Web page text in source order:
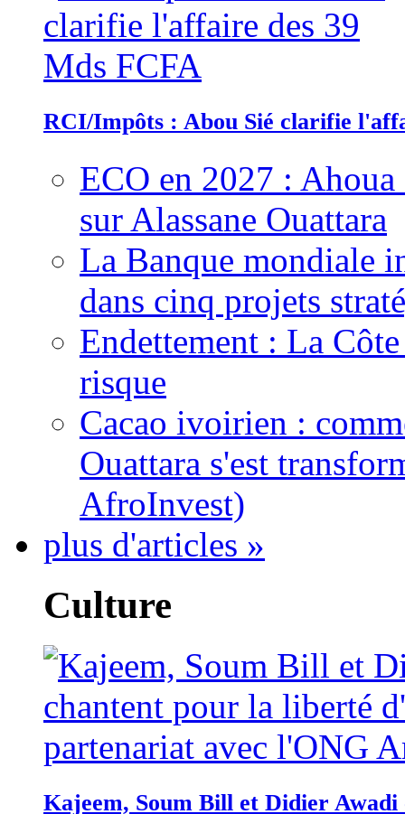
RCI/Impôts : Abou Sié clarifie
ECO en 2027 :
sur Alassane Ouattara
La Banque mondiale
dans cinq projets
Endettement : La
risque
Cacao ivoirien :
Ouattara s'est
AfroInvest)
plus d'articles »
Culture
Kajeem, Soum Bill et Didier